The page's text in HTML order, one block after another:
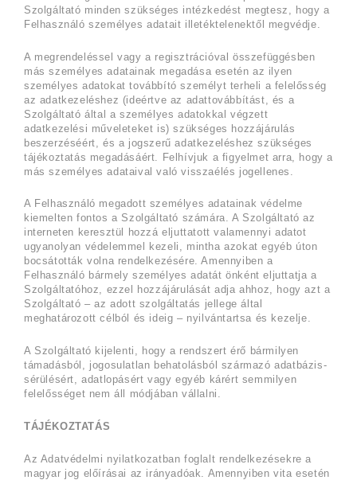
Szolgáltató minden szükséges intézkedést megtesz, hogy a
Felhasználó személyes adatait illetéktelenektől megvédje.
A megrendeléssel vagy a regisztrációval összefüggésben
más személyes adatainak megadása esetén az ilyen
személyes adatokat továbbító személyt terheli a felelősség
az adatkezeléshez (ideértve az adattovábbítást, és a
Szolgáltató által a személyes adatokkal végzett
adatkezelési műveleteket is) szükséges hozzájárulás
beszerzéséért, és a jogszerű adatkezeléshez szükséges
tájékoztatás megadásáért. Felhívjuk a figyelmet arra, hogy a
más személyes adataival való visszaélés jogellenes.
A Felhasználó megadott személyes adatainak védelme
kiemelten fontos a Szolgáltató számára. A Szolgáltató az
interneten keresztül hozzá eljuttatott valamennyi adatot
ugyanolyan védelemmel kezeli, mintha azokat egyéb úton
bocsátották volna rendelkezésére. Amennyiben a
Felhasználó bármely személyes adatát önként eljuttatja a
Szolgáltatóhoz, ezzel hozzájárulását adja ahhoz, hogy azt a
Szolgáltató – az adott szolgáltatás jellege által
meghatározott célból és ideig – nyilvántartsa és kezelje.
A Szolgáltató kijelenti, hogy a rendszert érő bármilyen
támadásból, jogosulatlan behatolásból származó adatbázis-
sérülésért, adatlopásért vagy egyéb kárért semmilyen
felelősséget nem áll módjában vállalni.
TÁJÉKOZTATÁS
Az Adatvédelmi nyilatkozatban foglalt rendelkezésekre a
magyar jog előírásai az irányadóak. Amennyiben vita esetén